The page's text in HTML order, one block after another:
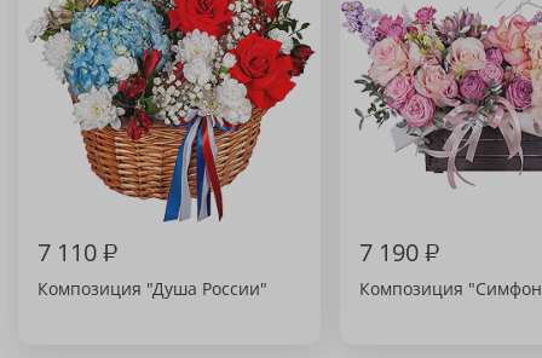
7 110₽
Композиция "Душа России"
7 190₽
Композиция